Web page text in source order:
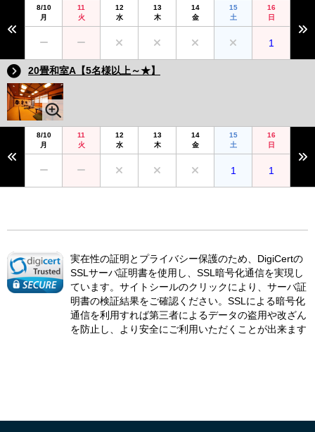
8/10
月
11
火
12
水
13
木
14
金
15
土
16
日
1
20畳和室A【5名様以上～★】
8/10
月
11
火
12
水
13
木
14
金
15
土
16
日
1 1
実在性の証明とプライバシー保護のため、DigiCertの
SSLサーバ証明書を使用し、SSL暗号化通信を実現し
ています。サイトシールのクリックにより、サーバ証
明書の検証結果をご確認ください。SSLによる暗号化
通信を利用すれば第三者によるデータの盗用や改ざん
を防止し、より安全にご利用いただくことが出来ます